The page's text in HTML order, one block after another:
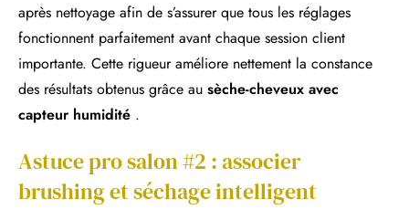
après nettoyage afin de s’assurer que tous les réglages
fonctionnent parfaitement avant chaque session client
importante. Cette rigueur améliore nettement la constance
des résultats obtenus grâce au sèche-cheveux avec
capteur humidité .
Astuce pro salon #2 : associer
brushing et séchage intelligent